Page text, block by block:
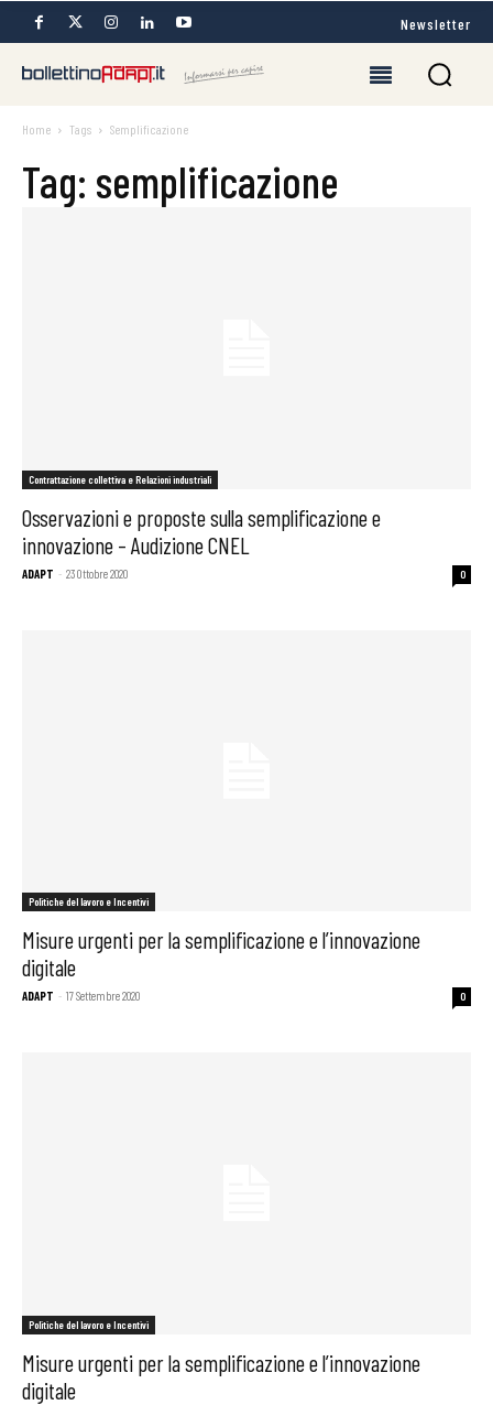
Newsletter
Home Tags Semplificazione
Tag: semplificazione
Contrattazione collettiva e Relazioni industriali
Osservazioni e proposte sulla semplificazione e
innovazione – Audizione CNEL
ADAPT - 23 Ottobre 2020 0
Politiche del lavoro e Incentivi
Misure urgenti per la semplificazione e l’innovazione
digitale
ADAPT - 17 Settembre 2020 0
Politiche del lavoro e Incentivi
Misure urgenti per la semplificazione e l’innovazione
digitale